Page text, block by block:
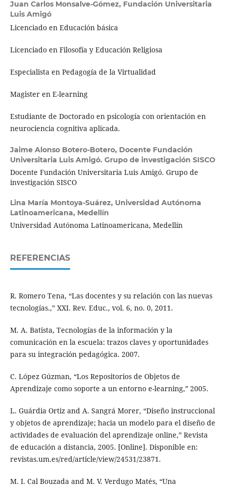
Juan Carlos Monsalve-Gómez, Fundación Universitaria
Luis Amigó
Licenciado en Educación básica
Licenciado en Filosofía y Educación Religiosa
Especialista en Pedagogía de la Virtualidad
Magister en E-learning
Estudiante de Doctorado en psicología con orientación en
neurociencia cognitiva aplicada.
Jaime Alonso Botero-Botero, Docente Fundación
Universitaria Luis Amigó. Grupo de investigación SISCO
Docente Fundación Universitaria Luis Amigó. Grupo de
investigación SISCO
Lina María Montoya-Suárez, Universidad Autónoma
Latinoamericana, Medellín
Universidad Autónoma Latinoamericana, Medellín
REFERENCIAS
R. Romero Tena, “Las docentes y su relación con las nuevas
tecnologías.,” XXI. Rev. Educ., vol. 6, no. 0, 2011.
M. A. Batista, Tecnologías de la información y la
comunicación en la escuela: trazos claves y oportunidades
para su integración pedagógica. 2007.
C. López Gúzman, “Los Repositorios de Objetos de
Aprendizaje como soporte a un entorno e-learning,” 2005.
L. Guárdia Ortiz and A. Sangrá Morer, “Diseño instruccional
y objetos de aprendizaje; hacia un modelo para el diseño de
actividades de evaluación del aprendizaje online,” Revista
de educación a distancia, 2005. [Online]. Disponible en:
revistas.um.es/red/article/view/24531/23871.
M. I. Cal Bouzada and M. V. Verdugo Matés, “Una